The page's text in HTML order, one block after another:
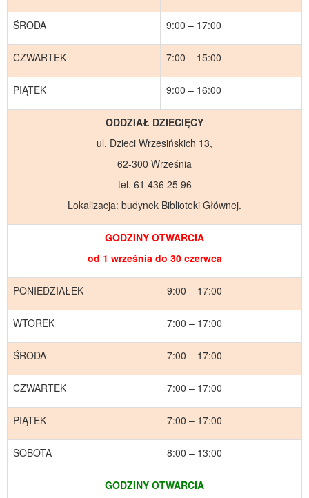
ŚRODA 9:00 – 17:00
CZWARTEK 7:00 – 15:00
PIĄTEK 9:00 – 16:00
ODDZIAŁ DZIECIĘCY
ul. Dzieci Wrzesińskich 13,
62-300 Września
tel. 61 436 25 96
Lokalizacja: budynek Biblioteki Głównej.
GODZINY OTWARCIA
od 1 września do 30 czerwca
PONIEDZIAŁEK 9:00 – 17:00
WTOREK 7:00 – 17:00
ŚRODA 7:00 – 17:00
CZWARTEK 7:00 – 17:00
PIĄTEK 7:00 – 17:00
SOBOTA 8:00 – 13:00
GODZINY OTWARCIA